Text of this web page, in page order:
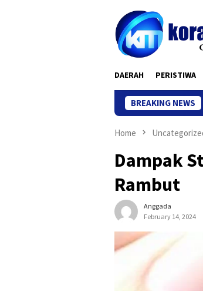
DAERAH PERISTIWA
BREAKING NEWS
Home
Dampak
Rambut
Anggada
February 14, 2024